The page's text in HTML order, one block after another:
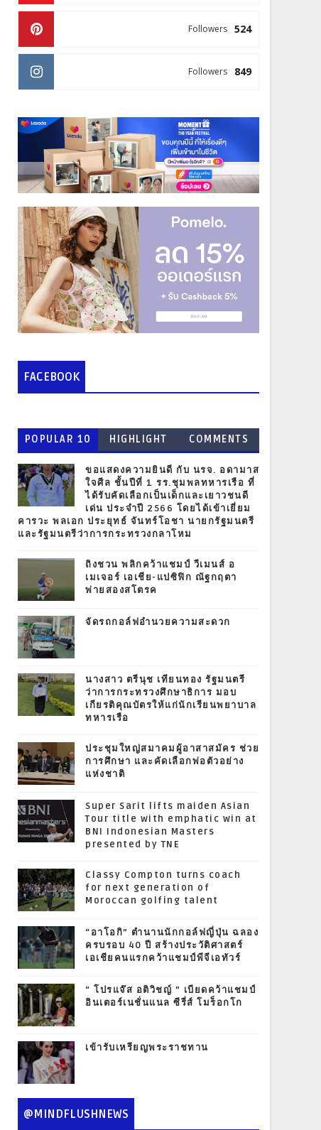
524
Followers
849
Followers
FACEBOOK
POPULAR 10 HIGHLIGHT COMMENTS
ขอแสดงความยินดี กับ นรจ. อดามาส
ใจศีล ชั้นปีที่ 1 รร.ชุมพลทหารเรือ ที่
ได้รับคัดเลือกเป็นเด็กและเยาวชนดี
เด่น ประจำปี 2566 โดยได้เข้าเยี่ยม
คารวะ พลเอก ประยุทธ์ จันทร์โอชา นายกรัฐมนตรี
และรัฐมนตรีว่าการกระทรวงกลาโหม
ถิงชวน พลิกคว้าแชมป์ วีเมนส์ อ
เมเจอร์ เอเชีย-แปซิฟิก ณัฐกฤตา
พ่ายสองสโตรค
จัดรถกอล์ฟอำนวยความสะดวก
นางสาว ตรีนุช เทียนทอง รัฐมนตรี
ว่าการกระทรวงศึกษาธิการ มอบ
เกียรติคุณบัตรให้แก่นักเรียนพยาบาล
ทหารเรือ
ประชุมใหญ่สมาคมผู้อาสาสมัคร ช่วย
การศึกษา และคัดเลือกพ่อตัวอย่าง
แห่งชาติ
Super Sarit lifts maiden Asian
Tour title with emphatic win at
BNI Indonesian Masters
presented by TNE
Classy Compton turns coach
for next generation of
Moroccan golfing talent
“อาโอกิ” ตำนานนักกอล์ฟญี่ปุ่น ฉลอง
ครบรอบ 40 ปี สร้างประวัติศาสตร์
เอเชียคนแรกคว้าแชมป์พีจีเอทัวร์
“ โปรแจ๊ส อติวิชญ์ ” เบียดคว้าแชมป์
อินเตอร์เนชั่นแนล ซีรี่ส์ โมร็อกโก
เข้ารับเหรียญพระราชทาน
@MINDFLUSHNEWS